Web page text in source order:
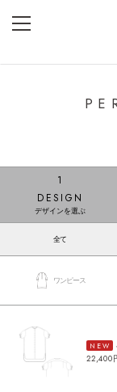
1
DESIGN
デザインを選ぶ
全て
ワンピース
NEW
22,400